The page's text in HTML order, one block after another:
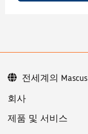
회사
제품 및 서비스
전세계의 Mascus